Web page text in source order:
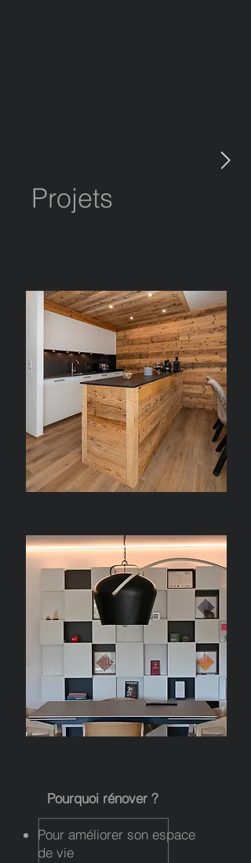
Projets
Pour améliorer son espace
de vie
Pourquoi rénover ?